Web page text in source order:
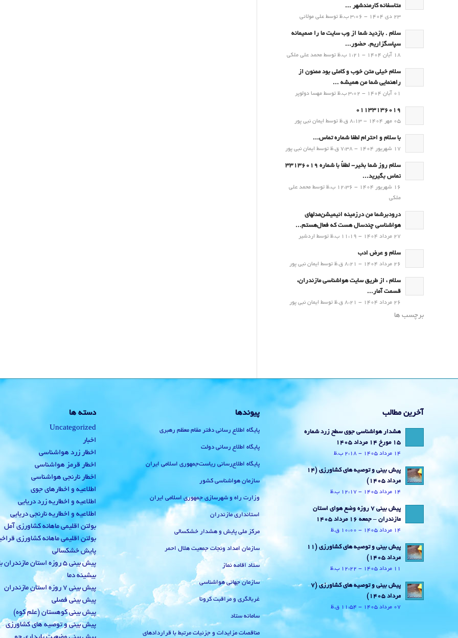
متاسفانه کارمندشهر ...
23 دی 1404 - 3:06 ب.ظ توسط علی مولائی
سلام . بازدید شما از وب سایت ما را صمیمانه
سپاسگزاریم. حضور...
18 آبان 1404 - 1:21 ب.ظ توسط محمد علی ملکی
سلام خیلی متن خوب و کاملی بود ممنون از
راهنمایی شما من همیشه ...
01 آبان 1404 - 3:02 ب.ظ توسط مهسا دولوپر
01133136019
05 مهر 1404 - 8:13 ق.ظ توسط ایمان نبی پور
با سلام و احترام لطفا شماره تماس...
17 شهریور 1404 - 7:38 ق.ظ توسط ایمان نبی پور
سلام روز شما بخیر- لطفاً با شماره 33136019
تماس بگیرید...
16 شهریور 1404 - 12:36 ب.ظ توسط محمد علی
ملکی
درودبرشما من درزمینه انیمیشن‌مدلهای
هواشناسی چندسال هست که فعال‌هستم...
27 مرداد 1404 - 11:19 ب.ظ توسط اردشیر
سلام و عرض ادب
26 مرداد 1404 - 8:21 ق.ظ توسط ایمان نبی پور
سلام ، از طریق سایت هواشناسی مازندران،
قسمت آمار...
26 مرداد 1404 - 8:21 ق.ظ توسط ایمان نبی پور
برچسب ها
آخرین مطالب
هشدار هواشناسی جوی سطح زرد شماره
15 مورخ 14 مرداد 1405
14 مرداد 1405 - 2:18 ب.ظ
پیش بینی و توصیه های کشاورزی (14
مرداد ۱۴۰۵)
14 مرداد 1405 - 12:17 ب.ظ
پیش بینی 7 روزه وضع هوای استان
مازندران – جمعه 16 مرداد 1405
14 مرداد 1405 - 10:00 ق.ظ
پیش بینی و توصیه های کشاورزی (11
مرداد ۱۴۰۵)
11 مرداد 1405 - 12:22 ب.ظ
پیش بینی و توصیه های کشاورزی (7
مرداد ۱۴۰۵)
07 مرداد 1405 - 11:54 ق.ظ
پیوندها
پایگاه اطلاع رسانی دفتر مقام معظم رهبری
پایگاه اطلاع رسانی دولت
پایگاه اطلاع‌رسانی ریاست‌جمهوری اسلامی ایران
سازمان هواشناسی کشور
وزارت راه و شهرسازی جمهوری اسلامی ایران
استانداری مازندران
مرکز ملی پایش و هشدار خشکسالی
سازمان امداد ونجات جمعیت هلال احمر
ستاد اقامه نماز
سازمان جهانی هواشناسی
غربالگری و مراقبت کرونا
سامانه ستاد
مناقصات مزایدات و جزئیات مرتبط با قراردادهای
دسته ها
Uncategorized
اخبار
اخطار زرد هواشناسی
اخطار قرمز هواشناسی
اخطار نارنجی هواشناسی
اطلاعیه و اخطارهای جوی
اطلاعیه و اخطاریه زرد دریایی
اطلاعیه و اخطاریه نارنجی دریایی
بولتن اقلیمی ماهانه کشاورزی آمل
بولتن اقلیمی ماهانه کشاورزی
پایش خشکسالی
پیش بینی 5 روزه استان
بیشینه دما
پیش بینی 7 روزه استان مازندران
پیش بینی فصلی
پیش بینی کوهستان (علم کوه)
پیش بینی و توصیه های کشاورزی